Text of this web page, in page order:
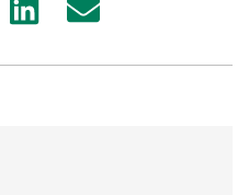
Share
Share